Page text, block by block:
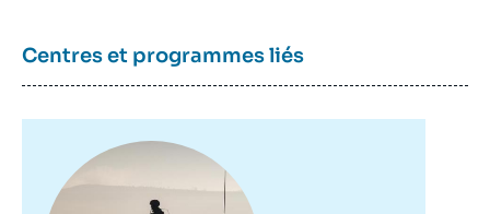
Centres et programmes liés
principale